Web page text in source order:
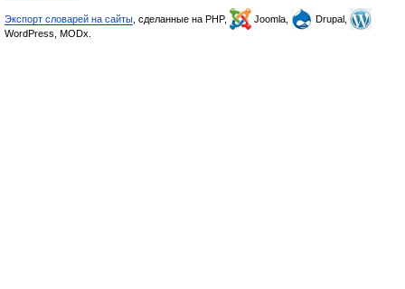
Экспорт словарей на сайты , сделанные на PHP, Joomla,
Drupal,
WordPress, MODx.